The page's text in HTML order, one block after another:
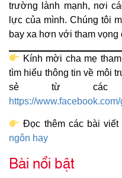
trường lành mạnh, nơi
lực của mình. Chúng tôi
bay xa hơn với tham vọng
Kính mời cha mẹ
tìm hiểu thông tin về môi
sẻ từ các
https://
Đọc thêm các bài viết
ngôn hay
Bài nổi bật